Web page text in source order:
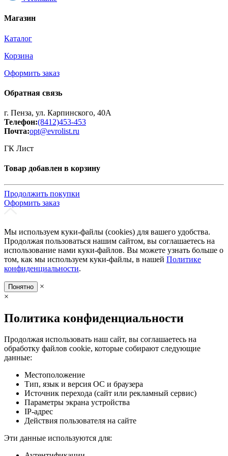
Магазин
Каталог
Корзина
Оформить заказ
Обратная связь
г. Пенза, ул. Карпинского, 40А
Телефон:(8412)453-453
Почта:opt@evrolist.ru
ГК Лист
Товар добавлен в корзину
Продолжить покупки
Оформить заказ
Мы используем куки-файлы (cookies) для вашего удобства.
Продолжая пользоваться нашим сайтом, вы соглашаетесь на
использование нами куки-файлов. Вы можете узнать больше о
том, как мы используем куки-файлы, в нашей Политике
конфиденциальности.
Понятно
×
×
Политика конфиденциальности
Продолжая использовать наш сайт, вы соглашаетесь на
обработку файлов cookie, которые собирают следующие
данные:
Местоположение
Тип, язык и версия ОС и браузера
Источник перехода (сайт или рекламный сервис)
Параметры экрана устройства
IP-адрес
Действия пользователя на сайте
Эти данные используются для: